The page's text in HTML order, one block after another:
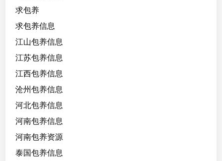
求包养
求包养信息
江山包养信息
江苏包养信息
江西包养信息
沧州包养信息
河北包养信息
河南包养信息
河南包养资源
泰国包养信息